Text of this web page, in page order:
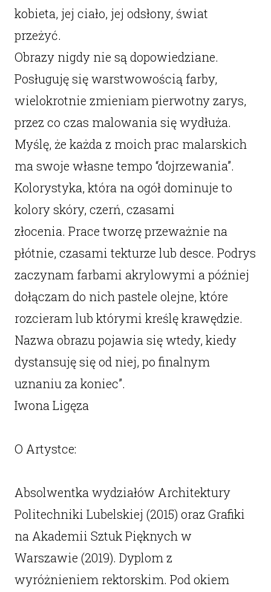
kobieta, jej ciało, jej odsłony, świat
przeżyć.
Obrazy nigdy nie są dopowiedziane.
Posługuję się warstwowością farby,
wielokrotnie zmieniam pierwotny zarys,
przez co czas malowania się wydłuża.
Myślę, że każda z moich prac malarskich
ma swoje własne tempo “dojrzewania”.
Kolorystyka, która na ogół dominuje to
kolory skóry, czerń, czasami
złocenia. Prace tworzę przeważnie na
płótnie, czasami tekturze lub desce. Podrys
zaczynam farbami akrylowymi a później
dołączam do nich pastele olejne, które
rozcieram lub którymi kreślę krawędzie.
Nazwa obrazu pojawia się wtedy, kiedy
dystansuję się od niej, po finalnym
uznaniu za koniec”.
Iwona Ligęza
O Artystce:
Absolwentka wydziałów Architektury
Politechniki Lubelskiej (2015) oraz Grafiki
na Akademii Sztuk Pięknych w
Warszawie (2019). Dyplom z
wyróżnieniem rektorskim. Pod okiem